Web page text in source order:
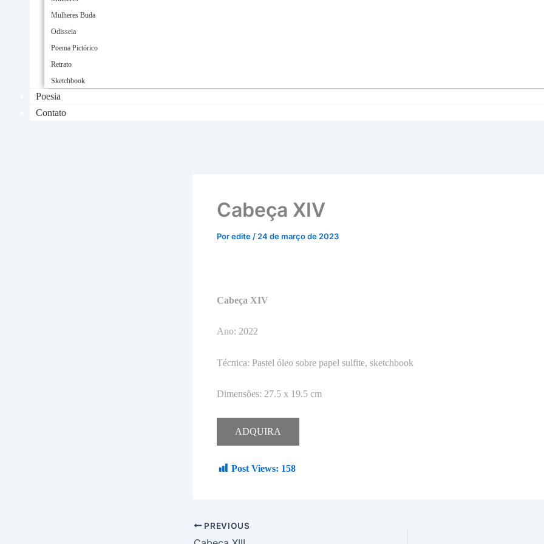
Mulheres Buda
Odisseia
Poema Pictórico
Retrato
Sketchbook
Poesia
Contato
Cabeça XIV
Poredite / 24 de março de 2023
Cabeça XIV
Ano: 2022
Técnica: Pastel óleo sobre papel sulfite, sketchbook
Dimensões: 27.5 x 19.5 cm
ADQUIRA
Post Views: 158
PREVIOUS